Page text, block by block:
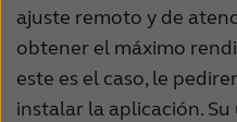
ajuste remoto y de
obtener el máximo
este es el caso, le
instalar la aplicación.